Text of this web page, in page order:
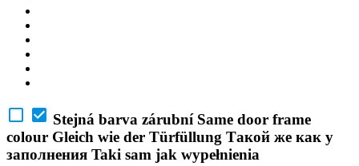
Stejná barva zárubní Same door frame
colour Gleich wie der Türfüllung Такой же как у
заполнения Taki sam jak wypełnienia